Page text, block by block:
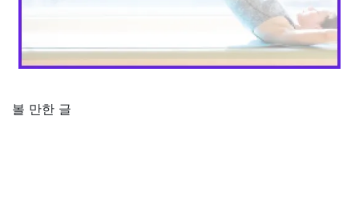
볼 만한 글